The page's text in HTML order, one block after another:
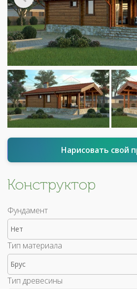
Нарисовать свой
Конструктор
Фундамент
Нет
Тип материала
Брус
Тип древесины